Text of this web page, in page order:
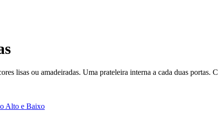
lisas ou amadeiradas. Uma prateleira interna a cada duas portas.
Alto e Baixo